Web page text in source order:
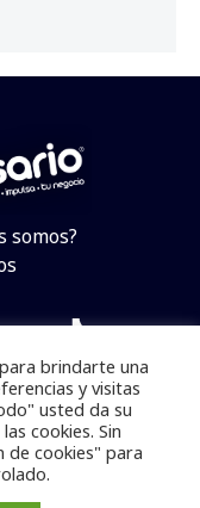
somos?
YouTube
TikTok
reservados.
total o parcial sin
brindarte una
y visitas
usted da su
cookies. Sin
de cookies" para